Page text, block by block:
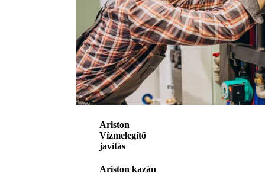
Ariston
Vízmelegítő
javítás
Ariston kazán